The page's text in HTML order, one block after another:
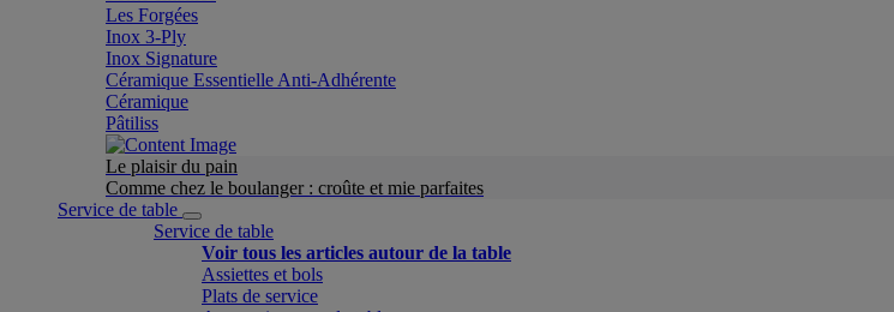
Les Forgées
Inox 3-Ply
Inox Signature
Céramique Essentielle Anti-Adhérente
Céramique
Pâtiliss
Le plaisir du pain
Comme chez le boulanger : croûte et mie parfaites
Service de table
Service de table
Voir tous les articles autour de la table
Assiettes et bols
Plats de service